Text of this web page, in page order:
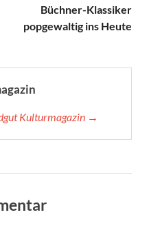
Büchner-Klassiker
popgewaltig ins Heute
Kulturmagazin →